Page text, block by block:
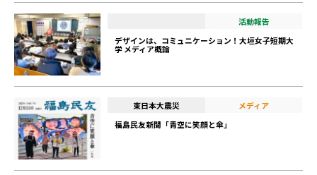
活動報告
デザインは、コミュニケーション！大垣女子短期大
学 メディア概論
東日本大震災
メディア
福島民友新聞「青空に笑顔と傘」